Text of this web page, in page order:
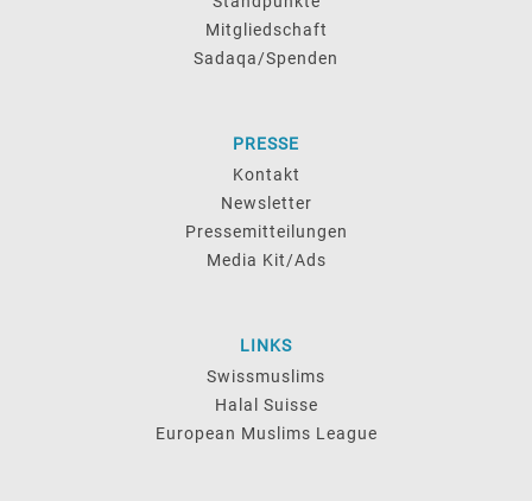
Mitgliedschaft
Sadaqa/Spenden
PRESSE
Kontakt
Newsletter
Pressemitteilungen
Media Kit/Ads
LINKS
Swissmuslims
Halal Suisse
European Muslims League